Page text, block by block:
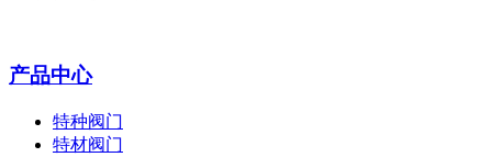
产品中心
特种阀门
特材阀门